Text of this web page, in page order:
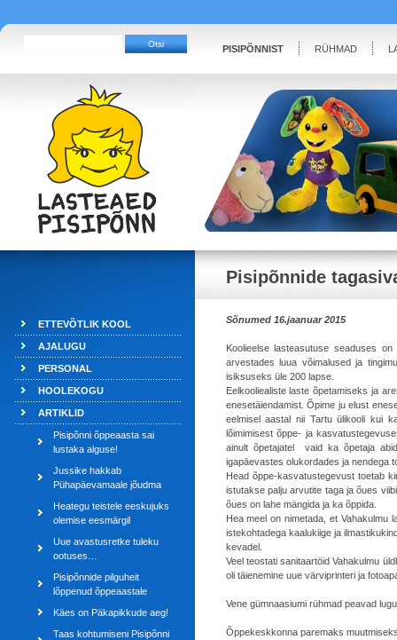
PISIPÕNNIST RÜHMAD
ETTEVÕTLIK KOOL
AJALUGU
PERSONAL
HOOLEKOGU
ARTIKLID
Pisipõnni õppeaasta sai
lustaka alguse!
Jussike hakkab
Pühapäevamaale jõudma
Heategu teistele eeskujuks
olemise eesmärgil
Uue avastusretke tuleku
ootuses…
Pisipõnnide pilguheit
lõppenud õppeaastale
Käes on Päkapikkude aeg!
Taas kohtumiseni Pisipõnni
Pisipõnnide
Sõnumed 16.jaanuar 2015
Koolieelse lasteasutuse seaduses
arvestades luua võimalused ja
isiksuseks üle 200 lapse.
Eelkooliealiste laste õpetamiseks ja
enesetäiendamist. Õpime ju elust
eelmisel aastal nii Tartu ülikooli kui
lõimimisest õppe- ja
ainult õpetajatel vaid ka õpetaja
igapäevastes olukordades ja nendega
Head õppe-kasvatustegevust toetab
istutakse palju arvutite taga ja õues
õues on lahe mängida ja ka õppida.
Hea meel on nimetada, et
istekohtadega kaalukiige ja
kevadel.
Veel teostati sanitaartöid Vahakulmu
oli täienemine uue värviprinteri ja
Vene gümnaasiumi rühmad peavad
Õppekeskkonna paremaks